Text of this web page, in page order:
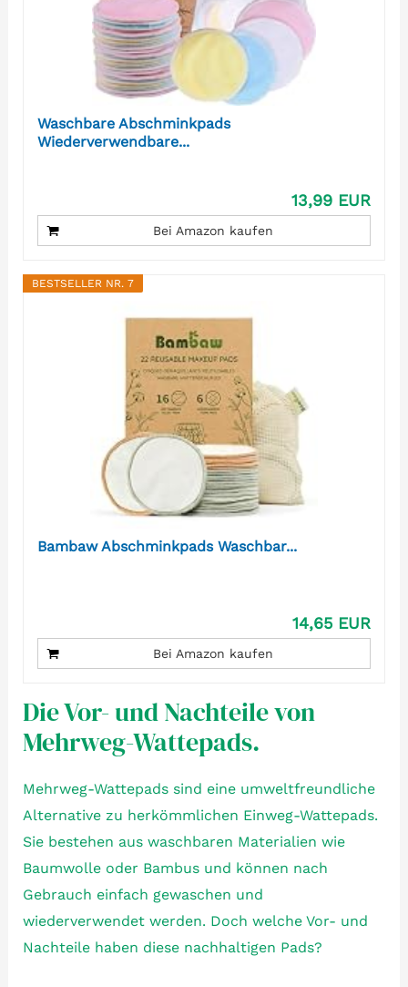
Waschbare Abschminkpads
Wiederverwendbare...
13,99 EUR
Bei Amazon kaufen
BESTSELLER NR. 7
Bambaw Abschminkpads Waschbar...
14,65 EUR
Bei Amazon kaufen
Die Vor- und Nachteile von
Mehrweg-Wattepads.
Mehrweg-Wattepads sind eine umweltfreundliche
Alternative zu herkömmlichen Einweg-Wattepads.
Sie bestehen aus waschbaren Materialien wie
Baumwolle oder Bambus und können nach
Gebrauch einfach gewaschen und
wiederverwendet werden. Doch welche Vor- und
Nachteile haben diese nachhaltigen Pads?